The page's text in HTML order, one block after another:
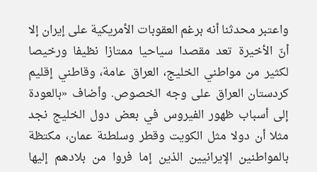
واعتبر محدثنا أنه برغم العقوبات الأمريكية على إيران إلا
أنّ الأخيرة تعد مقصدا سياحيا ممتازا نظيفا ورخيصا
لكثير من مواطني الخليج، العراق عامة، وقاطني إقليم
كردستان العراق على وجه الخصوص. وأضاف «بالعودة
إلى أسباب ظهور الفيروس في بعض دول الخليج نجد
مثلا أن دولا مثل الكويت وقطر وسلطنة عمان، مكتظة
بالمواطنين الإيرانيين الذين إما فروا من بلادهم إليها